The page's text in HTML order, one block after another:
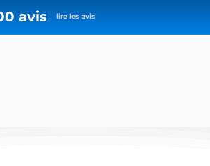
avis lire les avis